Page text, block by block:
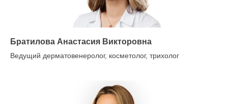
Братилова Анастасия Викторовна
Ведущий дерматовенеролог, косметолог, трихолог